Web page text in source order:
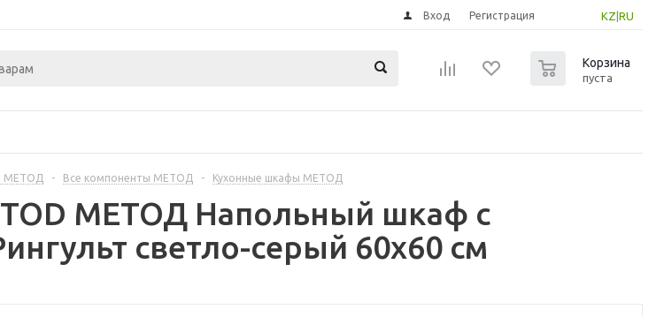
KZ RU
Вход Регистрация
Корзина
пуста
МЕТОД - Все компоненты МЕТОД - Кухонные шкафы МЕТОД
МЕТОД Напольный шкаф с
светло-серый 60x60 см